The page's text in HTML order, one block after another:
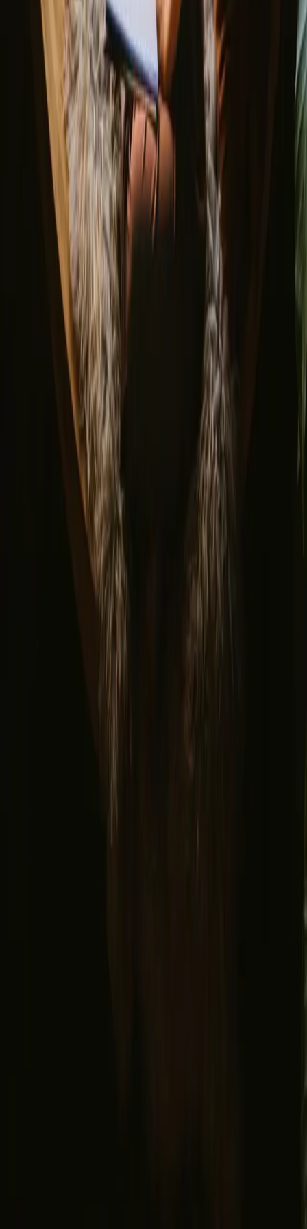
Nyttårsaften overnatting 2026
Valentines gavetips
Utforsk ulike naturovernattinger
▼
Tretopphytter
Glamping
Dome glamping
Glasshytter
Unike overnattinger
Hvor skal du reise?
Norge
Østlandet
Trøndelag
Vestlandet
Sørlandet
Møre og romsdal
Sverige
Danmark
Oppdag Campanyon
▼
Kundesenter
Bålhistorier
Eventyrhistorier
Har du et unikt overnattingssted?
Har du en ekte hytte?
Avbestillingsregler
La oss inspirere deg med de mest unike utfluktene
Ved å melde deg på godtar du at vi kan sende deg inspirasjon og
guider. Du kan alltid melde deg av. Les vår
personvernpolicy